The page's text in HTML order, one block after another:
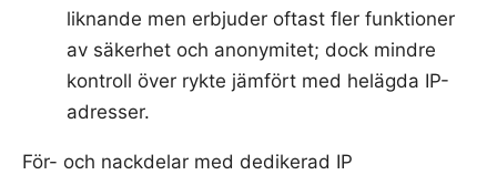
liknande men erbjuder oftast fler funktioner
av säkerhet och anonymitet; dock mindre
kontroll över rykte jämfört med helägda IP-
adresser.
För- och nackdelar med dedikerad IP